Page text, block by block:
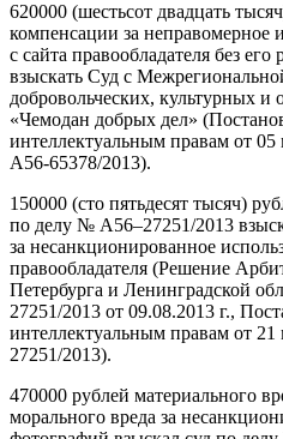
620000 (шестьсот двадцать
компенсации за неправомерное
с сайта правообладателя без
взыскать Суд с
добровольческих, культурных
«Чемодан добрых дел»
интеллектуальным правам от
А56-65378/2013).
150000 (сто пятьдесят тысяч)
по делу № А56–27251/2013
за несанкционированное
правообладателя (Решение
Петербурга и Ленинградской
27251/2013 от 09.08.2013 г.,
интеллектуальным правам от
27251/2013).
470000 рублей материального
морального вреда за